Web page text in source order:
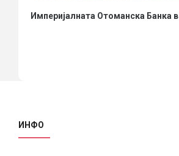
Империјалната Отоманска Банка
ИНФО